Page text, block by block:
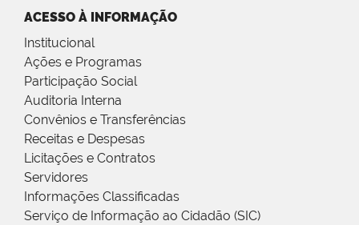
ACESSO À INFORMAÇÃO
Institucional
Ações e Programas
Participação Social
Auditoria Interna
Convênios e Transferências
Receitas e Despesas
Licitações e Contratos
Servidores
Informações Classificadas
Serviço de Informação ao Cidadão (SIC)